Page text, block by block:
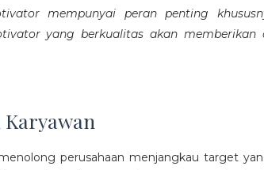
mempunyai peran penting
yang berkualitas akan
perusahaan menjangkau target